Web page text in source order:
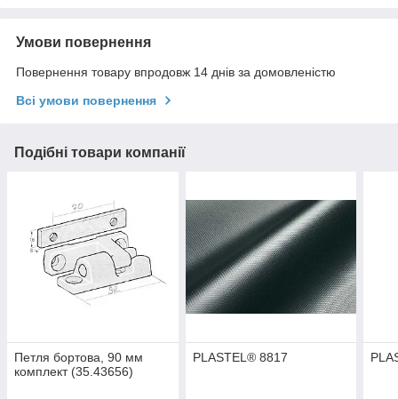
Умови повернення
Повернення товару впродовж 14 днів за домовленістю
Всі умови повернення
Подібні товари компанії
Петля бортова, 90 мм
комплект (35.43656)
PLASTEL® 8817